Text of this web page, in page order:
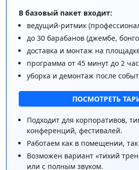
В базовый пакет входит:
ведущий-ритмик
до 30 барабанов (джембе,
доставка и монтаж на
программа от 45 минут до 2
уборка и демонтаж после
ПОСМОТРЕТЬ
Подходит для корпоративов,
конференций, фестивалей.
Работаем как в помещении,
Возможен вариант «тихий
или с полным звуком.